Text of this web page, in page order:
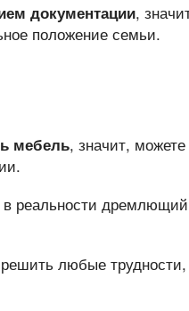
документации,
положение семьи.
мебель, значит,
реальности дремлющий
любые